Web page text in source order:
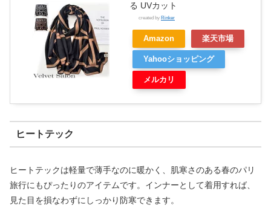
る UVカット
created by Rinker
Amazon 楽天市場
Yahooショッピング
メルカリ
ヒートテック
ヒートテックは軽量で薄手なのに暖かく、肌寒さのある春のパリ
旅行にもぴったりのアイテムです。インナーとして着用すれば、
見た目を損なわずにしっかり防寒できます。